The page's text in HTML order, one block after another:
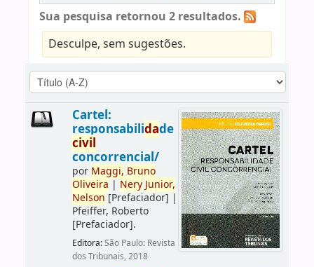
Sua pesquisa retornou 2 resultados.
Desculpe, sem sugestões.
Cartel:
responsabilidade
civil
concorrencial/
por Maggi, Bruno
Oliveira | Nery Junior,
Nelson [Prefaciador] |
Pfeiffer, Roberto
[Prefaciador].
Editora:São Paulo: Revista
dos Tribunais, 2018